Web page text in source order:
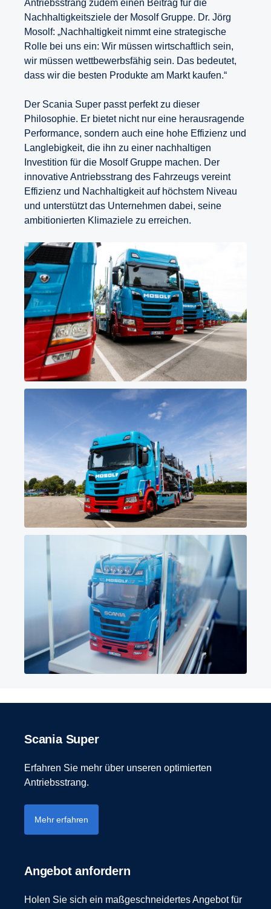
Antriebsstrang zudem einen Beitrag für die
Nachhaltigkeitsziele der Mosolf Gruppe. Dr. Jörg
Mosolf: „Nachhaltigkeit nimmt eine strategische
Rolle bei uns ein: Wir müssen wirtschaftlich sein,
wir müssen wettbewerbsfähig sein. Das bedeutet,
dass wir die besten Produkte am Markt kaufen.“
Der Scania Super passt perfekt zu dieser
Philosophie. Er bietet nicht nur eine herausragende
Performance, sondern auch eine hohe Effizienz und
Langlebigkeit, die ihn zu einer nachhaltigen
Investition für die Mosolf Gruppe machen. Der
innovative Antriebsstrang des Fahrzeugs vereint
Effizienz und Nachhaltigkeit auf höchstem Niveau
und unterstützt das Unternehmen dabei, seine
ambitionierten Klimaziele zu erreichen.
Scania Super
Erfahren Sie mehr über unseren optimierten
Antriebsstrang.
Mehr erfahren
Angebot anfordern
Holen Sie sich ein maßgeschneidertes Angebot für